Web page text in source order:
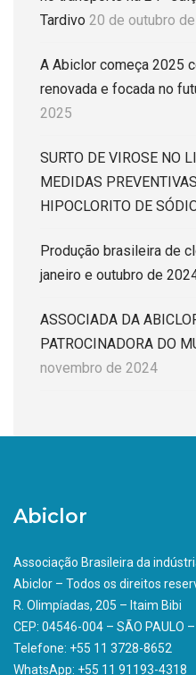
Tardivo 20 de outubro
A Abiclor começa 2025
renovada e focada no
2025
SURTO DE VIROSE NO
MEDIDAS
HIPOCLORITO DE
Produção brasileira de
janeiro e outubro de
ASSOCIADA DA
PATROCINADORA DO
novembro de 2024
Abiclor
Associação Brasileira da
Abiclor – Todos os direitos
R. Olimpíadas, 205 – Itaim Bibi
CEP: 04546-004 – SÃO PAULO
Telefone: +55 11 3728-8652
WhatsApp: +55 11 91193-4318